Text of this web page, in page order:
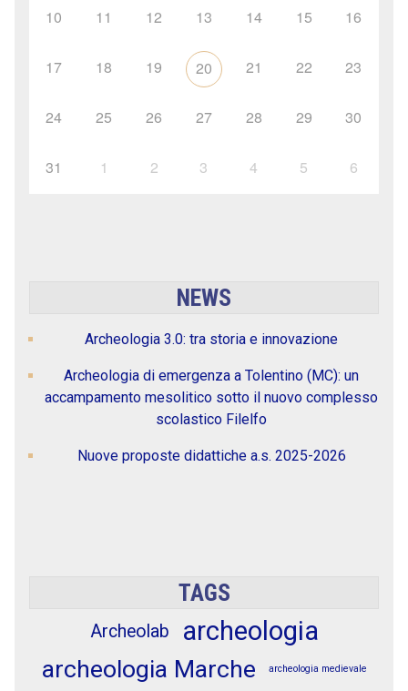
10 11 12 13 14 15 16
17 18 19 20 21 22 23
24 25 26 27 28 29 30
31 1 2 3 4 5 6
NEWS
Archeologia 3.0: tra storia e innovazione
Archeologia di emergenza a Tolentino (MC): un
accampamento mesolitico sotto il nuovo complesso
scolastico Filelfo
Nuove proposte didattiche a.s. 2025-2026
TAGS
Archeolab archeologia
archeologia Marche archeologia medievale